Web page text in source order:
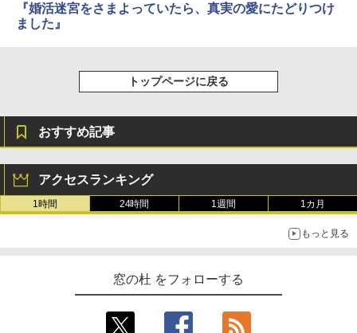
『婚活迷宮をさまよっていたら、真実の愛にたどりつけ
ました』
トップページに戻る
おすすめ記事
アクセスランキング
1時間 24時間 1週間 1カ月
もっと見る
窓の杜 をフォローする